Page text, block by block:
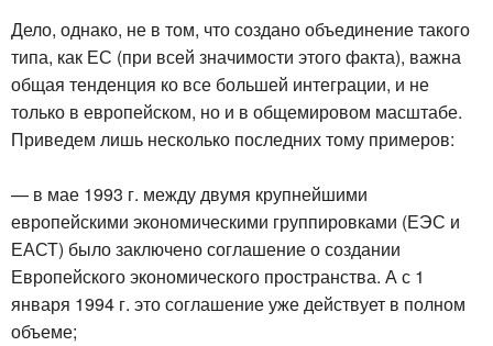
Дело, однако, не в том, что создано объединение такого
типа, как ЕС (при всей значимости этого факта), важна
общая тенденция ко все большей интеграции, и не
только в европейском, но и в общемировом масштабе.
Приведем лишь несколько последних тому примеров:
— в мае 1993 г. между двумя крупнейшими
европейскими экономическими группировками (ЕЭС и
ЕАСТ) было заключено соглашение о создании
Европейского экономического пространства. А с 1
января 1994 г. это соглашение уже действует в полном
объеме;